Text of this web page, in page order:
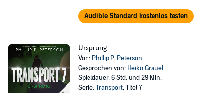
Audible Standard kostenlos testen
Ursprung
Von: Phillip P. Peterson
Gesprochen von: Heiko Grauel
Spieldauer: 6 Std. und 29 Min.
Serie:Transport, Titel 7